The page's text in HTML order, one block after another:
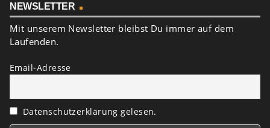
NEWSLETTER
Mit unserem Newsletter bleibst Du immer auf dem
Laufenden.
Email-Adresse
Datenschutzerklärung gelesen.